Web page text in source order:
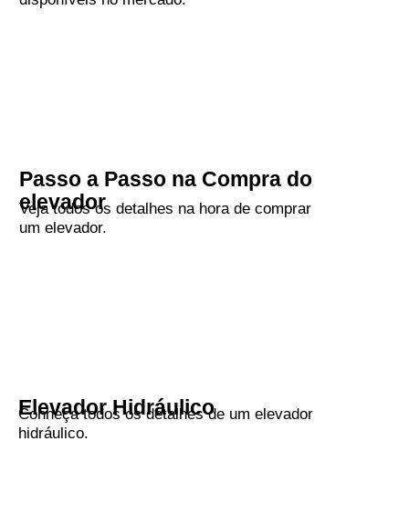
Passo a Passo na Compra do
elevador
Veja todos os detalhes na hora de comprar
um elevador.
Elevador Hidráulico
Conheça todos os detalhes de um elevador
hidráulico.